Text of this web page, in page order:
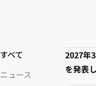
すべて
ニュース
2027年
を発表